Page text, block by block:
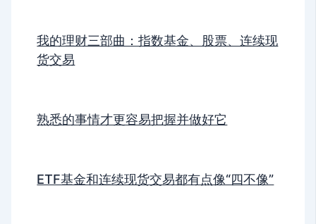
我的理财三部曲：指数基金、股票、连续现
货交易
熟悉的事情才更容易把握并做好它
ETF基金和连续现货交易都有点像“四不像”